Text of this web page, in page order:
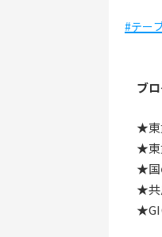
#テー
ブ
★東
★東
★国
★共